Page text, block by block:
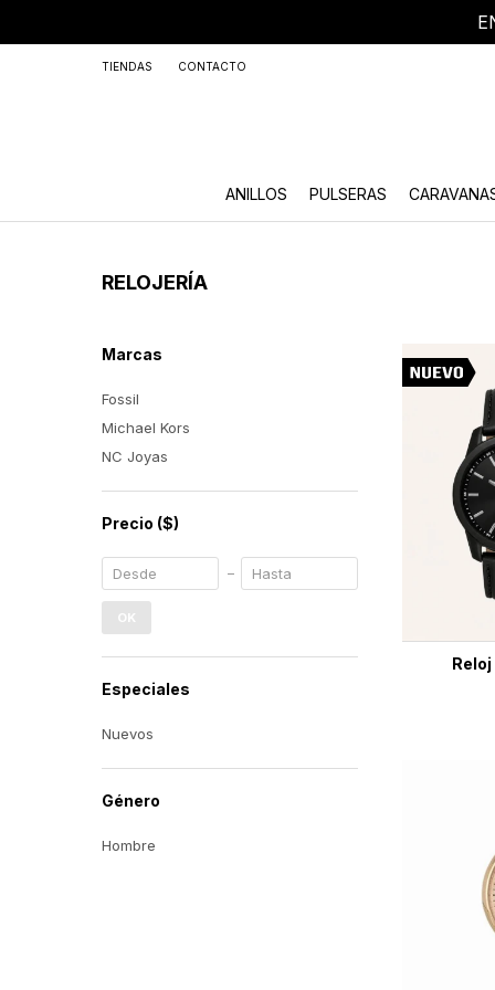
ANILLOS PULSERAS
TIENDAS CONTACTO
RELOJERÍA
Marcas
Fossil
Michael Kors
NC Joyas
Precio ($)
OK
Especiales
Nuevos
Género
Hombre